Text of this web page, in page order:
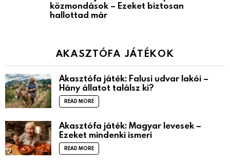
közmondások – Ezeket biztosan
hallottad már
AKASZTÓFA JÁTÉKOK
Akasztófa játék: Falusi udvar lakói –
Hány állatot találsz ki?
READ MORE
Akasztófa játék: Magyar levesek –
Ezeket mindenki ismeri
READ MORE